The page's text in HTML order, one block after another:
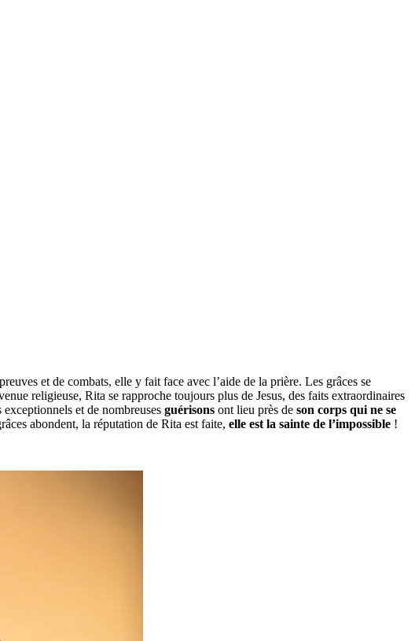
et de combats, elle y fait face avec l’aide de la prière. Les grâces se
religieuse, Rita se rapproche toujours plus de Jesus, des faits extraordinaires
et de nombreuses guérisons ont lieu près de son corps qui ne se
abondent, la réputation de Rita est faite, elle est la sainte de l’impossible !